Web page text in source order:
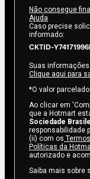
Não consegue
Ajuda
Caso precise
informado:
CKTID-
Suas
Clique aqui para
*O valor
Ao clicar em
que a Hotmart
Sociedade
responsabilidade
(ii) com os
Políticas da
autorizado e
Saiba mais sobre